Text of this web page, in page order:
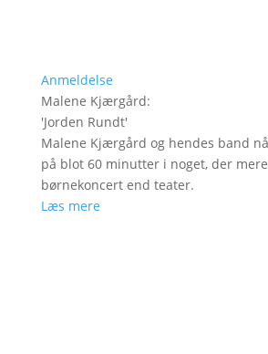
Anmeldelse
Malene Kjærgård:
'Jorden Rundt'
Malene Kjærgård og hendes band
på blot 60 minutter i noget, der
børnekoncert end teater.
Læs mere